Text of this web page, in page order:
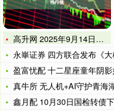
高升网 2025年9月14日全国主要批发市场鸭蛋价格行情
永崋证券 四方联合发布《大模
盈富忧配 十二星座童年阴
真牛所 无人机+AI守护青海
鑫月配 10月30日国检转债